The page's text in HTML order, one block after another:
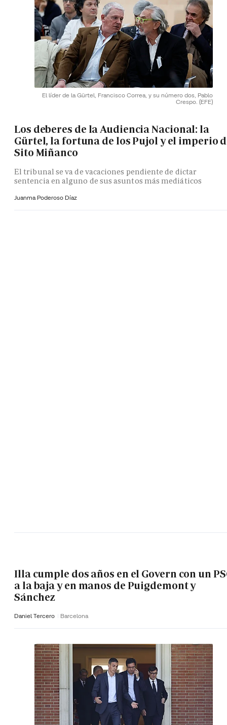
El líder de la Gürtel, Francisco Correa, y su número dos, Pablo
Crespo. (EFE)
Los deberes de la Audiencia Nacional: la
Gürtel, la fortuna de los Pujol y el imperio
Sito Miñanco
El tribunal se va de vacaciones pendiente de dictar
sentencia en alguno de sus asuntos más mediáticos
Juanma Poderoso Díaz
Illa cumple dos años en el Govern con un
a la baja y en manos de Puigdemont y
Sánchez
Daniel Tercero Barcelona